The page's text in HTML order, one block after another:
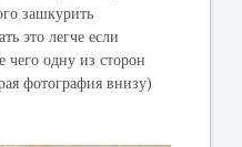
зашкурить
это легче если
чего одну из сторон
фотография внизу)